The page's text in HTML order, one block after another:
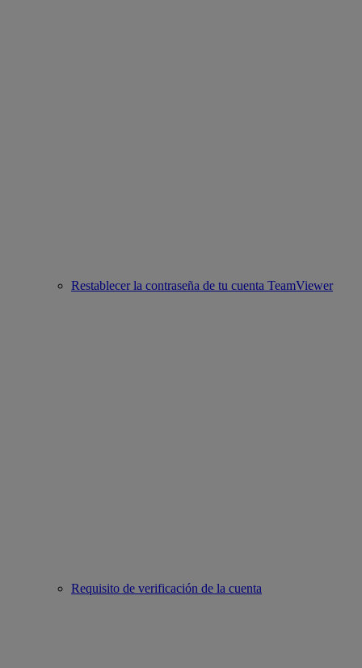
Restablecer la contraseña de tu cuenta TeamViewer
Requisito de verificación de la cuenta